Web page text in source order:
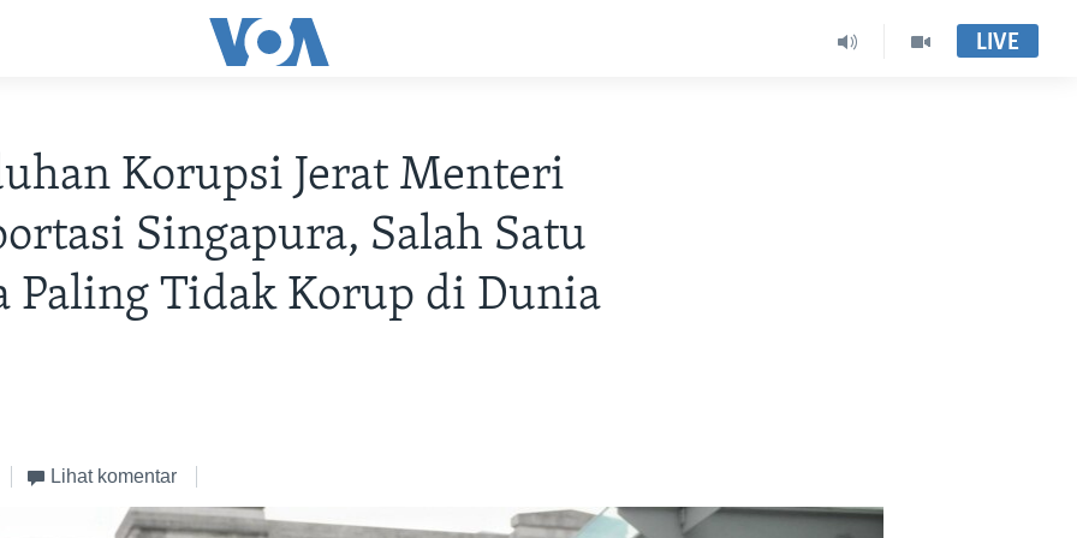
LIVE
Korupsi Jerat Menteri
Singapura, Salah Satu
Paling Tidak Korup di Dunia
Lihat komentar